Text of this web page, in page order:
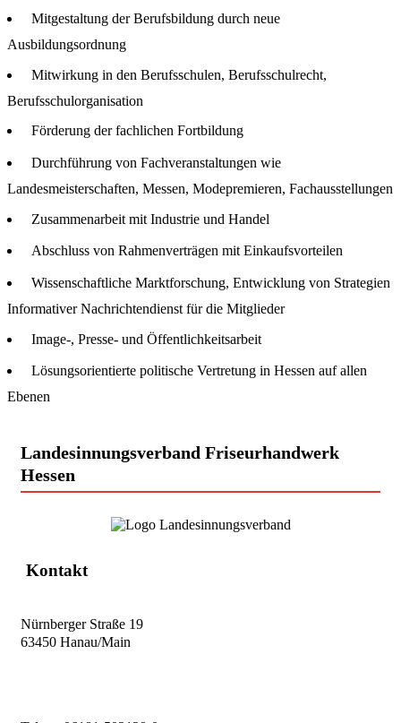
Mitgestaltung der Berufsbildung durch neue
Ausbildungsordnung
Mitwirkung in den Berufsschulen, Berufsschulrecht,
Berufsschulorganisation
Förderung der fachlichen Fortbildung
Durchführung von Fachveranstaltungen wie
Landesmeisterschaften, Messen, Modepremieren, Fachausstellungen
Zusammenarbeit mit Industrie und Handel
Abschluss von Rahmenverträgen mit Einkaufsvorteilen
Wissenschaftliche Marktforschung, Entwicklung von Strategien
Informativer Nachrichtendienst für die Mitglieder
Image-, Presse- und Öffentlichkeitsarbeit
Lösungsorientierte politische Vertretung in Hessen auf allen
Ebenen
Landesinnungsverband Friseurhandwerk
Hessen
Kontakt
Nürnberger Straße 19
63450 Hanau/Main